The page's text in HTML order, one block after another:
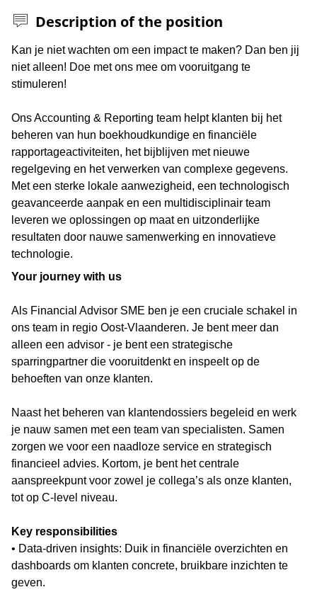
Description of the position
Press space or enter keys to toggle section visibility
Kan je niet wachten om een impact te maken? Dan ben jij
niet alleen! Doe met ons mee om vooruitgang te
stimuleren!
Ons Accounting & Reporting team helpt klanten bij het
beheren van hun boekhoudkundige en financiële
rapportageactiviteiten, het bijblijven met nieuwe
regelgeving en het verwerken van complexe gegevens.
Met een sterke lokale aanwezigheid, een technologisch
geavanceerde aanpak en een multidisciplinair team
leveren we oplossingen op maat en uitzonderlijke
resultaten door nauwe samenwerking en innovatieve
technologie.
Your journey with us
Als Financial Advisor SME ben je een cruciale schakel in
ons team in regio Oost-Vlaanderen. Je bent meer dan
alleen een advisor - je bent een strategische
sparringpartner die vooruitdenkt en inspeelt op de
behoeften van onze klanten.
Naast het beheren van klantendossiers begeleid en werk
je nauw samen met een team van specialisten. Samen
zorgen we voor een naadloze service en strategisch
financieel advies. Kortom, je bent het centrale
aanspreekpunt voor zowel je collega’s als onze klanten,
tot op C-level niveau.
Key responsibilities
• Data-driven insights: Duik in financiële overzichten en
dashboards om klanten concrete, bruikbare inzichten te
geven.